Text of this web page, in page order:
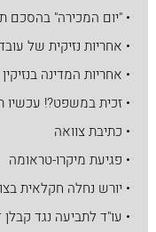
• "יום המכירה" בהסכם
• אחריות נזיקית של
• אחריות המדינה בנזיקין
• זכית במשפט?!
• כתיבת צוואה
• פגיעת מיקרו-טראומה
• יורש נחלה חקלאית
• עו"ד לתביעה נגד קבלן